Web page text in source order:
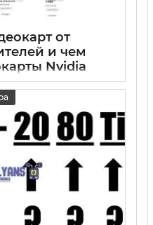
от
и чем
Nvidia